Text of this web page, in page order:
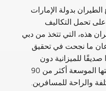
بدولة الإمارات
على تحمل التكاليف
هذه، التي تتخذ من دبي
عام 2009، وسرعان ما نجحت في تحقيق
للميزانية دون
التقليل من الجودة. وتربط شبكتها الموسعة أكثر من 90
والراحة للمسافرين.